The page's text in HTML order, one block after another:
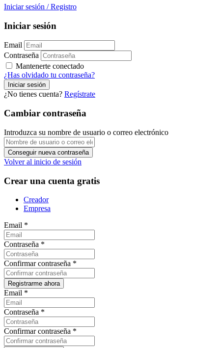
Iniciar sesión / Registro
Iniciar sesión
Email
Contraseña
Mantenerte conectado
¿Has olvidado tu contraseña?
¿No tienes cuenta? Regístrate
Cambiar contraseña
Introduzca su nombre de usuario o correo electrónico
Volver al inicio de sesión
Crear una cuenta gratis
Creador
Empresa
Email *
Contraseña *
Confirmar contraseña *
Email *
Contraseña *
Confirmar contraseña *